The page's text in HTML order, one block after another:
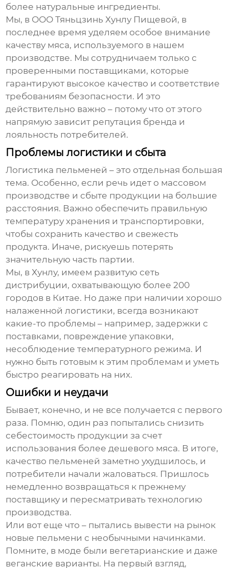
более натуральные ингредиенты.
Мы, в ООО Тяньцзинь Хунлу Пищевой, в
последнее время уделяем особое внимание
качеству мяса, используемого в нашем
производстве. Мы сотрудничаем только с
проверенными поставщиками, которые
гарантируют высокое качество и соответствие
требованиям безопасности. И это
действительно важно – потому что от этого
напрямую зависит репутация бренда и
лояльность потребителей.
Проблемы логистики и сбыта
Логистика пельменей – это отдельная большая
тема. Особенно, если речь идет о массовом
производстве и сбыте продукции на большие
расстояния. Важно обеспечить правильную
температуру хранения и транспортировки,
чтобы сохранить качество и свежесть
продукта. Иначе, рискуешь потерять
значительную часть партии.
Мы, в Хунлу, имеем развитую сеть
дистрибуции, охватывающую более 200
городов в Китае. Но даже при наличии хорошо
налаженной логистики, всегда возникают
какие-то проблемы – например, задержки с
поставками, повреждение упаковки,
несоблюдение температурного режима. И
нужно быть готовым к этим проблемам и уметь
быстро реагировать на них.
Ошибки и неудачи
Бывает, конечно, и не все получается с первого
раза. Помню, один раз попытались снизить
себестоимость продукции за счет
использования более дешевого мяса. В итоге,
качество пельменей заметно ухудшилось, и
потребители начали жаловаться. Пришлось
немедленно возвращаться к прежнему
поставщику и пересматривать технологию
производства.
Или вот еще что – пытались вывести на рынок
новые пельмени с необычными начинками.
Помните, в моде были вегетарианские и даже
веганские варианты. На первый взгляд,